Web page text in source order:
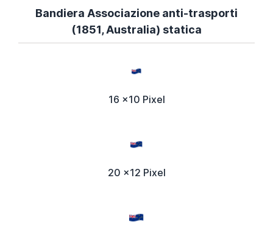
Bandiera Associazione anti-trasporti
(1851, Australia) statica
16 x10 Pixel
20 x12 Pixel